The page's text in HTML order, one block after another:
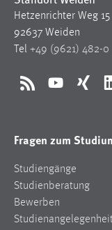
Hetzenrichter Weg 15
92637 Weiden
Tel +49 (9621) 482-0
RSS YouTubeXing
Fragen zum
Studiengänge
Studienberatung
Bewerben